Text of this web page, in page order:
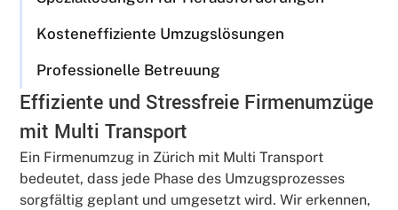
Kosteneffiziente Umzugslösungen
Professionelle Betreuung
Effiziente und Stressfreie Firmenumzüge
mit Multi Transport
Ein Firmenumzug in Zürich mit Multi Transport
bedeutet, dass jede Phase des Umzugsprozesses
sorgfältig geplant und umgesetzt wird. Wir erkennen,